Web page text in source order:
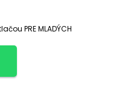
PRE MLADÝCH